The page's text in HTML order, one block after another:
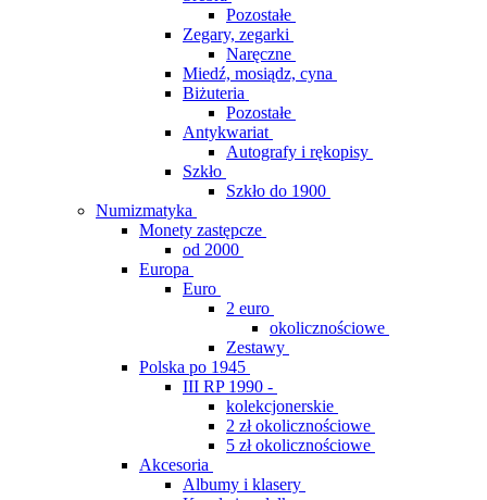
Pozostałe
Zegary, zegarki
Naręczne
Miedź, mosiądz, cyna
Biżuteria
Pozostałe
Antykwariat
Autografy i rękopisy
Szkło
Szkło do 1900
Numizmatyka
Monety zastępcze
od 2000
Europa
Euro
2 euro
okolicznościowe
Zestawy
Polska po 1945
III RP 1990 -
kolekcjonerskie
2 zł okolicznościowe
5 zł okolicznościowe
Akcesoria
Albumy i klasery